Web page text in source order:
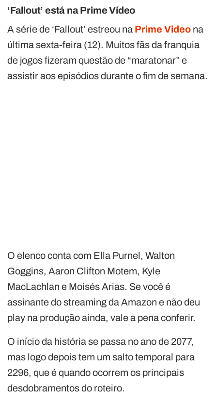
‘Fallout’ está na Prime Vídeo
A série de ‘Fallout’ estreou na Prime Video na
última sexta-feira (12). Muitos fãs da franquia
de jogos fizeram questão de “maratonar” e
assistir aos episódios durante o fim de semana.
O elenco conta com Ella Purnel, Walton
Goggins, Aaron Clifton Motem, Kyle
MacLachlan e Moisés Arias. Se você é
assinante do streaming da Amazon e não deu
play na produção ainda, vale a pena conferir.
O início da história se passa no ano de 2077,
mas logo depois tem um salto temporal para
2296, que é quando ocorrem os principais
desdobramentos do roteiro.